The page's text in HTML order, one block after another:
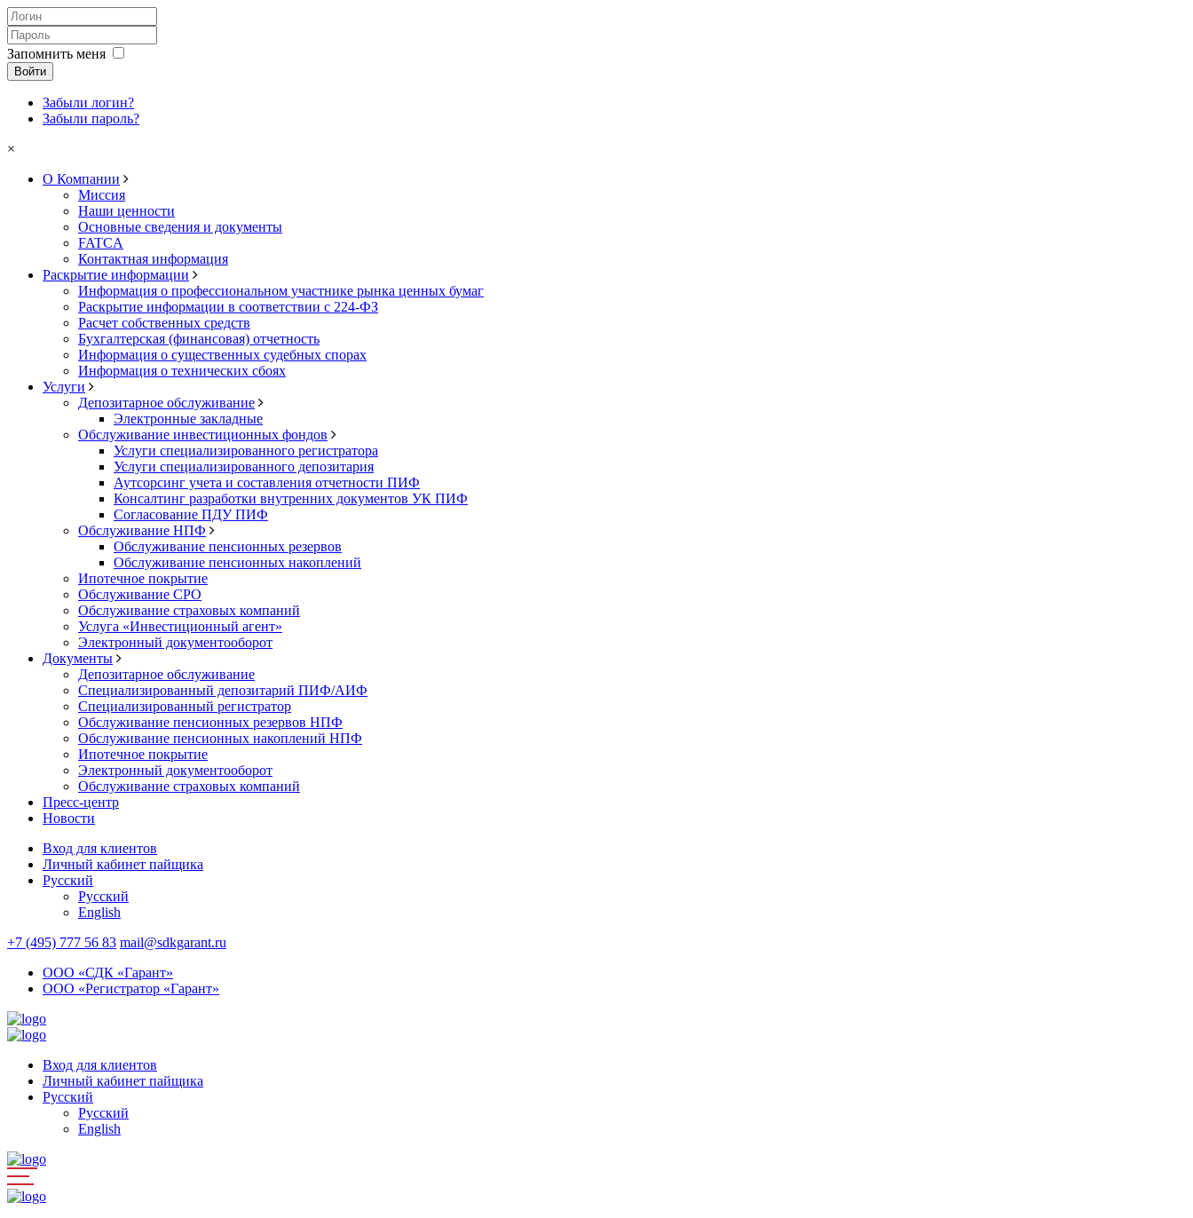
Запомнить меня
Войти
Забыли логин?
Забыли пароль?
×
О Компании
Миссия
Наши ценности
Основные сведения и документы
FATCA
Контактная информация
Раскрытие информации
Информация о профессиональном участнике рынка ценных бумаг
Раскрытие информации в соответствии с 224-ФЗ
Расчет собственных средств
Бухгалтерская (финансовая) отчетность
Информация о существенных судебных спорах
Информация о технических сбоях
Услуги
Депозитарное обслуживание
Электронные закладные
Обслуживание инвестиционных фондов
Услуги специализированного регистратора
Услуги специализированного депозитария
Аутсорсинг учета и составления отчетности ПИФ
Консалтинг разработки внутренних документов УК ПИФ
Согласование ПДУ ПИФ
Обслуживание НПФ
Обслуживание пенсионных резервов
Обслуживание пенсионных накоплений
Ипотечное покрытие
Обслуживание СРО
Обслуживание страховых компаний
Услуга «Инвестиционный агент»
Электронный документооборот
Документы
Депозитарное обслуживание
Специализированный депозитарий ПИФ/АИФ
Специализированный регистратор
Обслуживание пенсионных резервов НПФ
Обслуживание пенсионных накоплений НПФ
Ипотечное покрытие
Электронный документооборот
Обслуживание страховых компаний
Пресс-центр
Новости
Вход для клиентов
Личный кабинет пайщика
Русский
Русский
English
+7 (495) 777 56 83 mail@sdkgarant.ru
ООО «СДК «Гарант»
ООО «Регистратор «Гарант»
Вход для клиентов
Личный кабинет пайщика
Русский
Русский
English